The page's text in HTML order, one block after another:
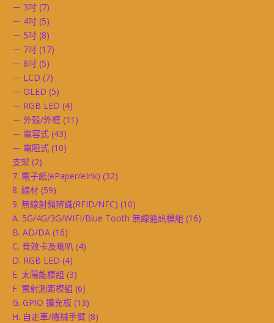
－ 3吋 (7)
－ 4吋 (5)
－ 5吋 (8)
－ 7吋 (17)
－ 8吋 (5)
－ LCD (7)
－ OLED (5)
－ RGB LED (4)
－ 外殼/外框 (11)
－ 電容式 (43)
－ 電阻式 (10)
支架 (2)
7. 電子紙(ePaper/eInk) (32)
8. 線材 (59)
9. 無線射頻辨識(RFID/NFC) (10)
A. 5G/4G/3G/WIFI/Blue Tooth 無線通訊模組 (16)
B. AD/DA (16)
C. 音效卡及喇叭 (4)
D. RGB LED (4)
E. 太陽能模組 (3)
F. 雷射測距模組 (6)
G. GPIO 擴充板 (13)
H. 自走車/機械手臂 (8)